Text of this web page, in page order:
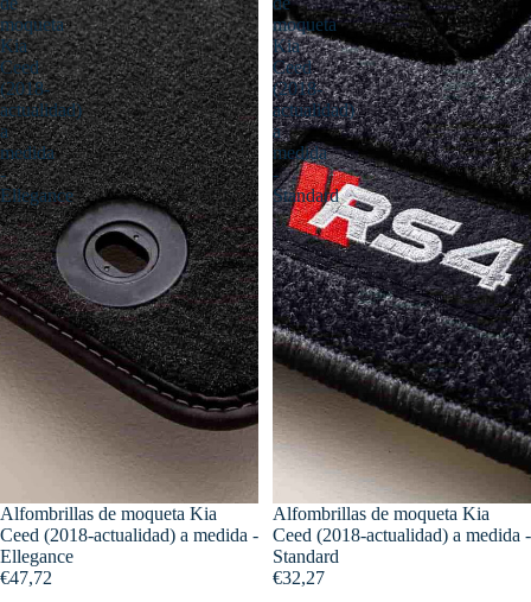
moqueta
Kia
Ceed
(2018-
actualidad)
a
medida
-
Ellegance
Alfombrillas de moqueta Kia
Ceed (2018-actualidad) a medida -
Ellegance
€47,72
moqueta
Kia
Ceed
(2018-
actualidad)
a
medida
-
Standard
Alfombrillas de moqueta Kia
Ceed (2018-actualidad) a medida -
Standard
€32,27